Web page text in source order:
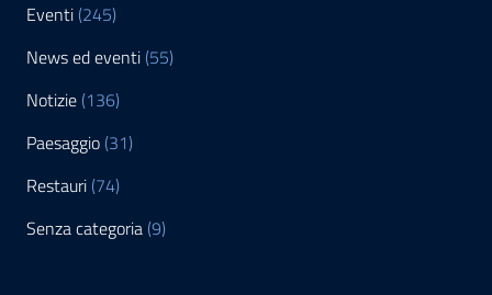
Eventi (245)
News ed eventi (55)
Notizie (136)
Paesaggio (31)
Restauri (74)
Senza categoria (9)